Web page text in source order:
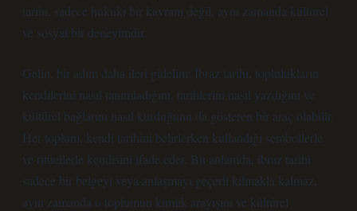
tarihi, sadece hukuki bir kavram değil, aynı zamanda kültürel
ve sosyal bir deneyimdir.
Gelin, bir adım daha ileri gidelim: İbraz tarihi, toplulukların
kendilerini nasıl tanımladığını, tarihlerini nasıl yazdığını ve
kültürel bağlarını nasıl kurduğunu da gösteren bir araç olabilir.
Her toplum, kendi tarihini belirlerken kullandığı sembollerle
ve ritüellerle kendisini ifade eder. Bu anlamda, ibraz tarihi
sadece bir belgeyi veya anlaşmayı geçerli kılmakla kalmaz,
aynı zamanda o toplumun kimlik arayışını ve kültürel